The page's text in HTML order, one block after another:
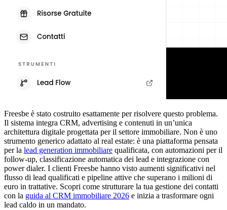
Freesbe è stato costruito esattamente per risolvere questo problema.
Il sistema integra CRM, advertising e contenuti in un’unica
architettura digitale progettata per il settore immobiliare. Non è uno
strumento generico adattato al real estate: è una piattaforma pensata
per la lead generation immobiliare qualificata, con automazioni per il
follow-up, classificazione automatica dei lead e integrazione con
power dialer. I clienti Freesbe hanno visto aumenti significativi nel
flusso di lead qualificati e pipeline attive che superano i milioni di
euro in trattative. Scopri come strutturare la tua gestione dei contatti
con la guida al CRM immobiliare 2026 e inizia a trasformare ogni
lead caldo in un mandato.